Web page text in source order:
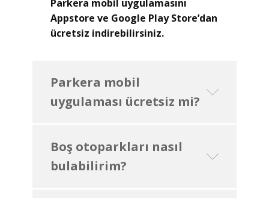
Parkera mobil uygulamasını
Appstore ve Google Play Store’dan
ücretsiz indirebilirsiniz.
Parkera mobil
uygulaması ücretsiz mi?
Boş otoparkları nasıl
bulabilirim?